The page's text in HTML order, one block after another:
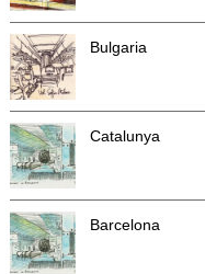
Bulgaria
Catalunya
Barcelona